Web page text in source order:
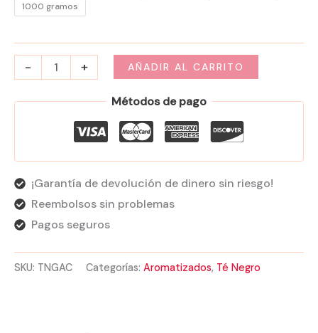
1000 gramos
- + AÑADIR AL CARRITO
Métodos de pago
¡Garantía de devolución de dinero sin riesgo!
Reembolsos sin problemas
Pagos seguros
SKU: TNGAC Categorías: Aromatizados, Té Negro